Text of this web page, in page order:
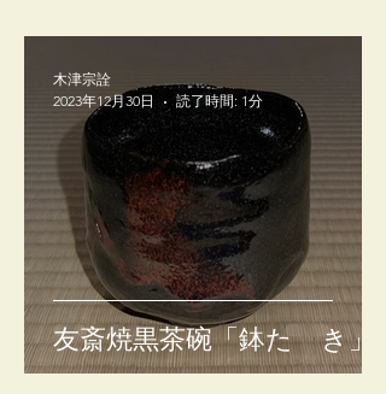
友斎焼黒茶碗「鉢たゝき」
木津宗詮
2023年12月30日
読了時間: 1分